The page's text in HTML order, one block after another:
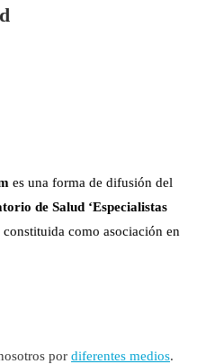
es una forma de difusión del
de Salud ‘Especialistas
constituida como asociación en
por diferentes medios.